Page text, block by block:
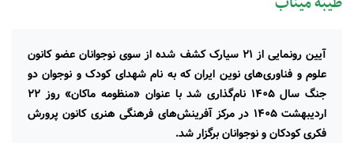
آیین رونمایی از ۲۱ سیارک کشف شده از سوی نوجوانان عضو کانون
علوم و فناوری‌های نوین ایران که به نام شهدای کودک و نوجوان دو
جنگ سال ۱۴۰۵ نام‌گذاری شد با عنوان «منظومه ماکان» روز ۲۲
اردیبهشت ۱۴۰۵ در مرکز آفرینش‌های فرهنگی هنری کانون پرورش
فکری کودکان و نوجوانان برگزار شد.